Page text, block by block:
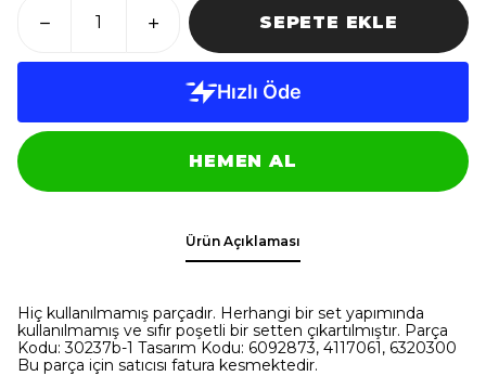
SEPETE EKLE
HEMEN AL
Ürün Açıklaması
Hiç kullanılmamış parçadır. Herhangi bir set yapımında
kullanılmamış ve sıfır poşetli bir setten çıkartılmıştır. Parça
Kodu: 30237b-1 Tasarım Kodu: 6092873, 4117061, 6320300
Bu parça için satıcısı fatura kesmektedir.